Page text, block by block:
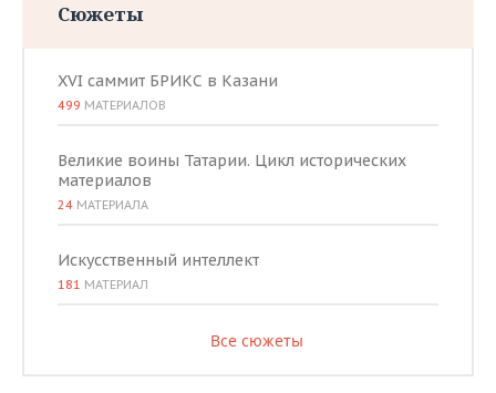
Сюжеты
XVI саммит БРИКС в Казани
499 МАТЕРИАЛОВ
Великие воины Татарии. Цикл исторических
материалов
24 МАТЕРИАЛА
Искусственный интеллект
181 МАТЕРИАЛ
Все сюжеты